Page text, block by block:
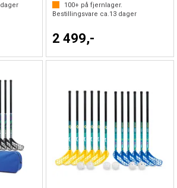
dager
100+på fjernlager.
Bestillingsvare ca. 13dager
2 499,-